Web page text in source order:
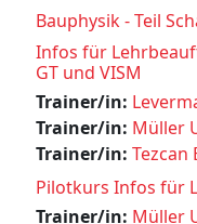
Bauphysik - Teil
Infos für
GT und VISM
Trainer/in:
Trainer/in: Müller
Trainer/in: Tezcan
Pilotkurs Infos für
Trainer/in: Müller